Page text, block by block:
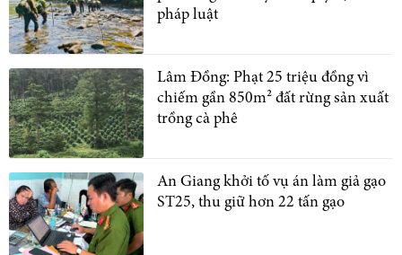
pháp luật
Lâm Đồng: Phạt 25 triệu đồng vì
chiếm gần 850m² đất rừng sản xuất
trồng cà phê
An Giang khởi tố vụ án làm giả gạo
ST25, thu giữ hơn 22 tấn gạo